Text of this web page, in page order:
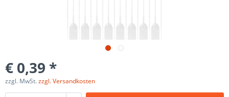
€ 0,39 *
zzgl. MwSt.zzgl. Versandkosten